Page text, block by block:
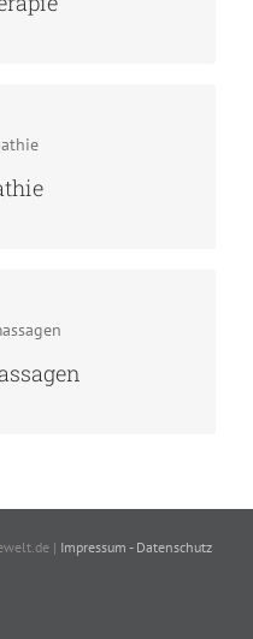
| Impressum - Datenschutz